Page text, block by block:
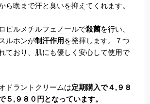
ら晩まで汗と臭いを抑えてくれます。
ピルメチルフェノールで殺菌を行い、
ルホンが制汗作用 を発揮します。７つ
ており、肌にも優しく安心して使用で
ドラントクリームは定期購入で４,９８
５,９８０円となっています。